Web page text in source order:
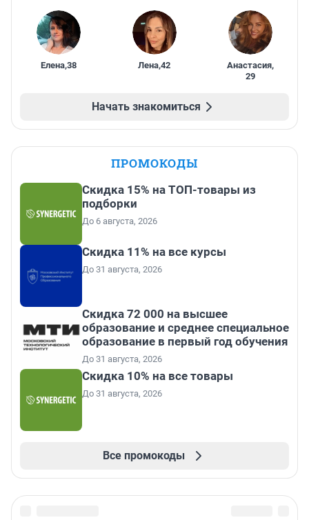
Елена,38 Лена,42 Анастасия,
29
Начать знакомиться
ПРОМОКОДЫ
Скидка 15% на ТОП-товары из
подборки
До 6 августа, 2026
Скидка 11% на все курсы
До 31 августа, 2026
Скидка 72 000 на высшее
образование и среднее специальное
образование в первый год обучения
До 31 августа, 2026
Скидка 10% на все товары
До 31 августа, 2026
Все промокоды